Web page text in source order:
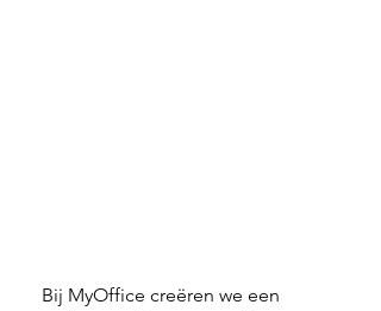
Bij MyOffice creëren we een